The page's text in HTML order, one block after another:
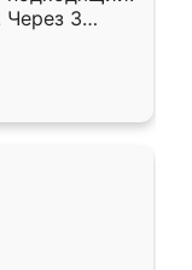
Через 3